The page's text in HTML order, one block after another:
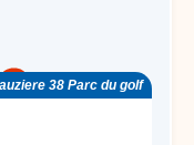
38 Parc du golf